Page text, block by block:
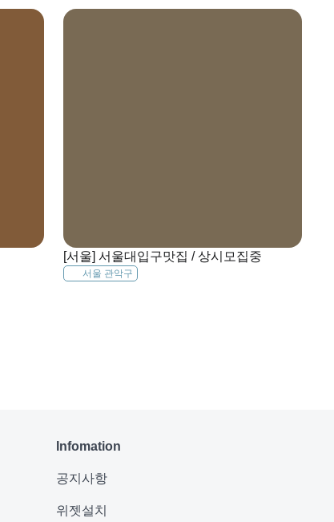
[서울] 서울대입구맛집 / 상시모집중
서울 관악구
Infomation
공지사항
위젯설치